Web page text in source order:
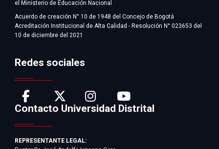
el Ministerio de Educación Nacional
Acuerdo de creación N° 10 de 1948 del Concejo de Bogotá
Acreditación Institucional de Alta Calidad - Resolución N° 023653 del
10 de diciembre del 2021
Redes sociales
Contacto Universidad Distrital
REPRESENTANTE LEGAL: